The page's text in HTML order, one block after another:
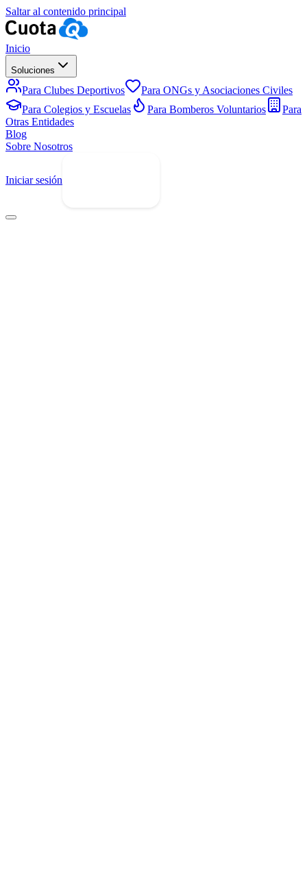
Saltar al contenido principal
Inicio
Soluciones
Para Clubes Deportivos
Para ONGs y Asociaciones Civiles
Para Colegios y Escuelas
Para Bomberos Voluntarios
Para
Otras Entidades
Blog
Sobre Nosotros
Iniciar sesión